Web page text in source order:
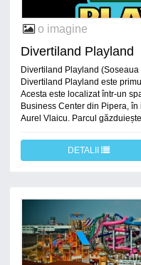
o imagine
Divertiland Playland
Divertiland Playland (Soseaua
Divertiland Playland este
Acesta este localizat într-un
Business Center din Pipera,
Aurel Vlaicu. Parcul
DETALII